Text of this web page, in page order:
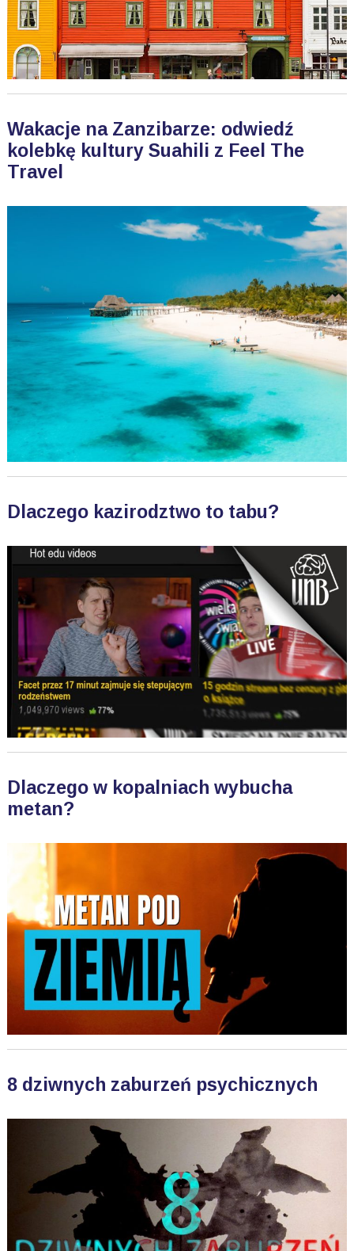
Wakacje na Zanzibarze: odwiedź
kolebkę kultury Suahili z Feel The
Travel
Dlaczego kazirodztwo to tabu?
Dlaczego w kopalniach wybucha
metan?
8 dziwnych zaburzeń psychicznych